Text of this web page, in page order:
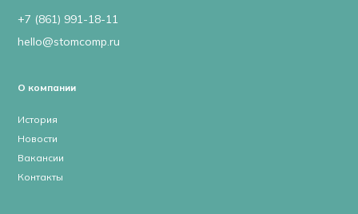
+7 (861) 991-18-11
hello@stomcomp.ru
О компании
История
Новости
Вакансии
Контакты